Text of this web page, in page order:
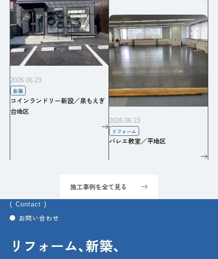
2026.06.23
新築
コインランドリー新設／泉もえぎ
台地区
2026.06.23
リフォーム
バレエ教室／平地区
施工事例を全て見る
Contact
お問い合わせ
リフォーム、新築、